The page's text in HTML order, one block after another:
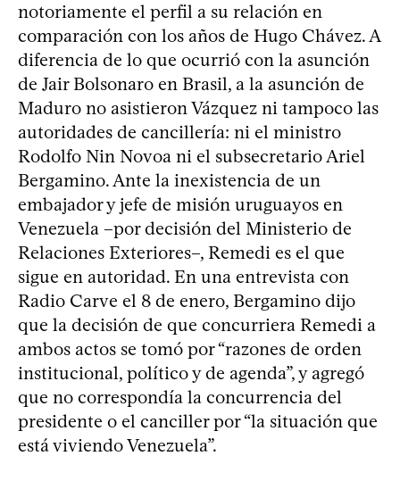
notoriamente el perfil a su relación en
comparación con los años de Hugo Chávez. A
diferencia de lo que ocurrió con la asunción
de Jair Bolsonaro en Brasil, a la asunción de
Maduro no asistieron Vázquez ni tampoco las
autoridades de cancillería: ni el ministro
Rodolfo Nin Novoa ni el subsecretario Ariel
Bergamino. Ante la inexistencia de un
embajador y jefe de misión uruguayos en
Venezuela –por decisión del Ministerio de
Relaciones Exteriores–, Remedi es el que
sigue en autoridad. En una entrevista con
Radio Carve el 8 de enero, Bergamino dijo
que la decisión de que concurriera Remedi a
ambos actos se tomó por “razones de orden
institucional, político y de agenda”, y agregó
que no correspondía la concurrencia del
presidente o el canciller por “la situación que
está viviendo Venezuela”.